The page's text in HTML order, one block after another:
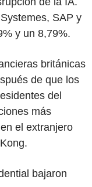
SAP y
y un 8,79%.
británicas
de que los
del
más
el extranjero
bajaron